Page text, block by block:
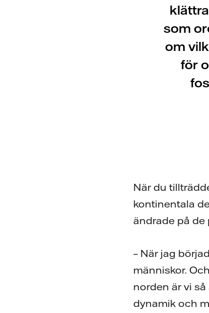
som
om
för
När du
kontinentala
ändrade på de
– När jag
människor.
norden är vi
dynamik och